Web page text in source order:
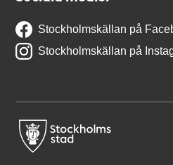
Stockholmskällan på
Stockholmskällan på